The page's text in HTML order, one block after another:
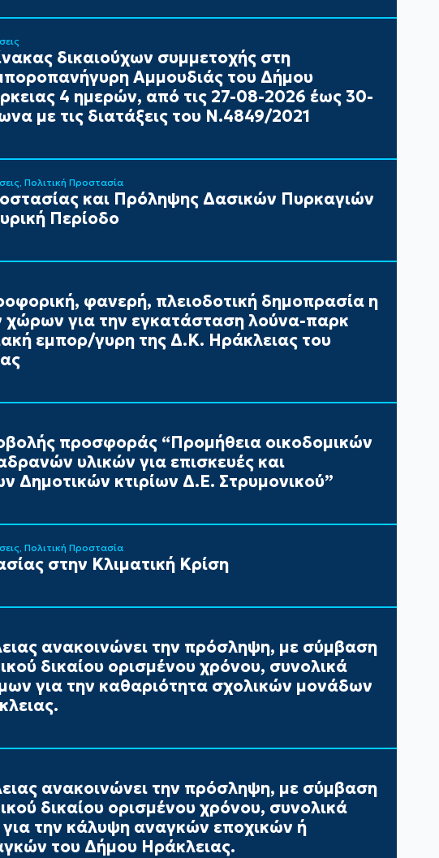
δικαιούχων συμμετοχής στη
Αμμουδιάς του Δήμου
4 ημερών, από τις 27-08-2026 έως 30-
με τις διατάξεις του Ν.4849/2021
Πολιτική Προστασία
και Πρόληψης Δασικών Πυρκαγιών
Περίοδο
φανερή, πλειοδοτική δημοπρασία η
χώρων για την εγκατάσταση λούνα-παρκ
εμπορ/γυρη της Δ.Κ. Ηράκλειας του
προσφοράς “Προμήθεια οικοδομικών
υλικών για επισκευές και
Δημοτικών κτιρίων Δ.Ε. Στρυμονικού”
Πολιτική Προστασία
στην Κλιματική Κρίση
ανακοινώνει την πρόσληψη, με σύμβαση
δικαίου ορισμένου χρόνου, συνολικά
για την καθαριότητα σχολικών μονάδων
ανακοινώνει την πρόσληψη, με σύμβαση
δικαίου ορισμένου χρόνου, συνολικά
την κάλυψη αναγκών εποχικών ή
του Δήμου Ηράκλειας.